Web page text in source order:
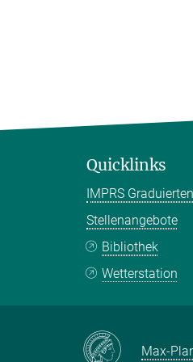
Quicklinks
IMPRS
Stellenangebote
Bibliothek
Wetterstation
Max-